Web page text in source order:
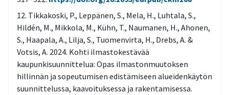
Tikkakoski, P., Leppänen, S., Mela, H., Luhtala, S.,
Hildén, M., Mikkola, M., Kühn, T., Naumanen, H., Ahonen,
S., Haapala, A., Lilja, S., Tuomenvirta, H., Drebs, A. &
Votsis, A. 2024. Kohti ilmastokestävää
kaupunkisuunnittelua: Opas ilmastonmuutoksen
hillinnän ja sopeutumisen edistämiseen alueidenkäytön
suunnittelussa, kaavoituksessa ja rakentamisessa.